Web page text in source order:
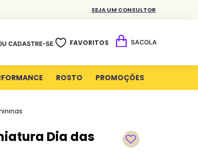
SEJA UM CONSULTOR
CADASTRE-SE FAVORITOS
ROSTO PROMOÇÕES
Dia das